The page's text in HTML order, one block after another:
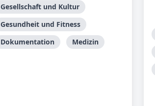
Gesellschaft und Kultur
Gesundheit und Fitness
Dokumentation
Medizin